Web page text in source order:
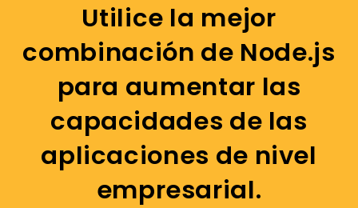
Utilice la mejor
combinación de Node.js
para aumentar las
capacidades de las
aplicaciones de nivel
empresarial.